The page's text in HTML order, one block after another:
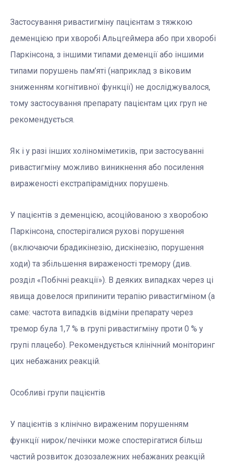
Застосування ривастигміну пацієнтам з тяжкою
деменцією при хворобі Альцгеймера або при хворобі
Паркінсона, з іншими типами деменції або іншими
типами порушень пам’яті (наприклад з віковим
зниженням когнітивної функції) не досліджувалося,
тому застосування препарату пацієнтам цих груп не
рекомендується.
Як і у разі інших холіноміметиків, при застосуванні
ривастигміну можливо виникнення або посилення
вираженості екстрапірамідних порушень.
У пацієнтів з деменцією, асоційованою з хворобою
Паркінсона, спостерігалися рухові порушення
(включаючи брадикінезію, дискінезію, порушення
ходи) та збільшення вираженості тремору (див.
розділ «Побічні реакції»). В деяких випадках через ці
явища довелося припинити терапію ривастигміном (а
саме: частота випадків відміни препарату через
тремор була 1,7 % в групі ривастигміну проти 0 % у
групі плацебо). Рекомендується клінічний моніторинг
цих небажаних реакцій.
Особливі групи пацієнтів
У пацієнтів з клінічно вираженим порушенням
функції нирок/печінки може спостерігатися більш
частий розвиток дозозалежних небажаних реакцій